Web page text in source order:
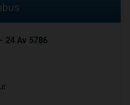
24 Av 5786